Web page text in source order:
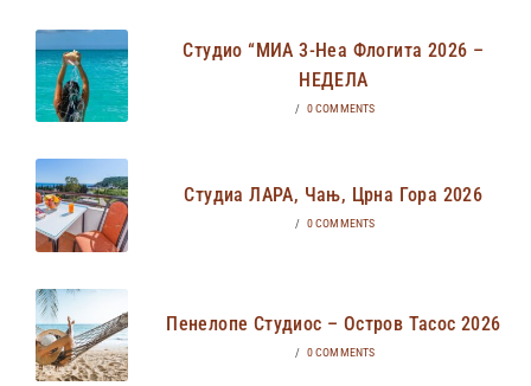
Студио “МИА 3-Неа Флогита 2026 –
НЕДЕЛА
/ 0 COMMENTS
Студиа ЛАРА, Чањ, Црна Гора 2026
/ 0 COMMENTS
Пенелопе Студиос – Остров Тасос 2026
/ 0 COMMENTS